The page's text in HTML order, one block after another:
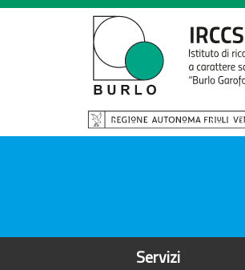
S
l
Servizi